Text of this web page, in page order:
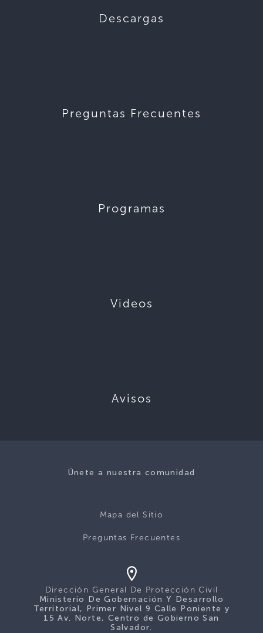
Descargas
Preguntas Frecuentes
Programas
Videos
Avisos
Únete a nuestra comunidad
Mapa del Sitio
Preguntas Frecuentes
Dirección General De Protección Civil
Ministerio De Gobernación Y Desarrollo
Territorial, Primer Nivel 9 Calle Poniente y
15 Av. Norte, Centro de Gobierno San
Salvador.